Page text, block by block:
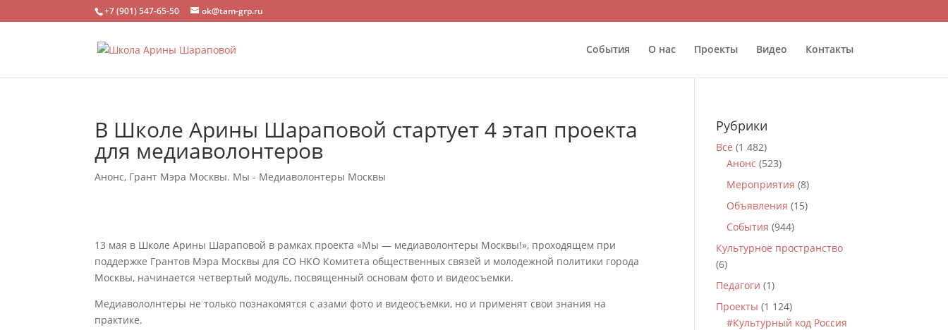
+7 (901) 547-65-50 ok@tam-grp.ru
События О нас Проекты Видео Контакты
В Школе Арины Шараповой стартует 4 этап проекта
для медиаволонтеров
Анонс, Грант Мэра Москвы. Мы - Медиаволонтеры Москвы
13 мая в Школе Арины Шараповой в рамках проекта «Мы — медиаволонтеры Москвы!», проходящем при
поддержке Грантов Мэра Москвы для СО НКО Комитета общественных связей и молодежной политики города
Москвы, начинается четвертый модуль, посвященный основам фото и видеосъемки.
Медиавололнтеры не только познакомятся с азами фото и видеосъемки, но и применят свои знания на
практике.
Рубрики
Все (1 482)
Анонс (523)
Мероприятия (8)
Объявления (15)
События (944)
Культурное пространство
(6)
Педагоги (1)
Проекты (1 124)
#Культурный код Россия